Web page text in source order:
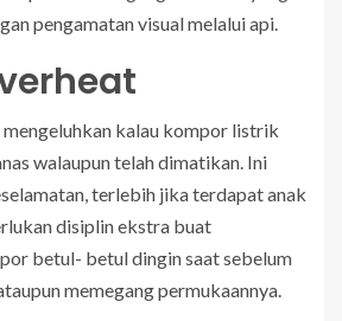
pengamatan visual melalui api.
mengeluhkan kalau kompor listrik
walaupun telah dimatikan. Ini
terlebih jika terdapat anak
disiplin ekstra buat
betul- betul dingin saat sebelum
memegang permukaannya.